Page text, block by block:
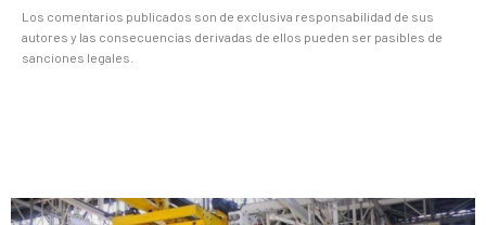
Los comentarios publicados son de exclusiva responsabilidad de sus
autores y las consecuencias derivadas de ellos pueden ser pasibles de
sanciones legales.